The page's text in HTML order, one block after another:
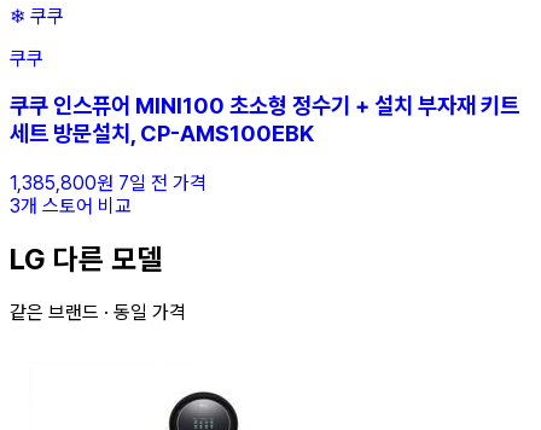
❄ 쿠쿠
쿠쿠
쿠쿠 인스퓨어 MINI100 초소형 정수기 + 설치 부자재 키트
세트 방문설치, CP-AMS100EBK
1,385,800원 7일 전 가격
3개 스토어 비교
LG 다른 모델
같은 브랜드 · 동일 가격